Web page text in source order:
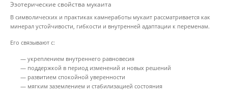
Эзотерические свойства мукаита
В символических и практиках камнеработы мукаит рассматривается как
минерал устойчивости, гибкости и внутренней адаптации к переменам.
Его связывают с:
— укреплением внутреннего равновесия
— поддержкой в период изменений и новых решений
— развитием спокойной уверенности
— мягким заземлением и стабилизацией состояния